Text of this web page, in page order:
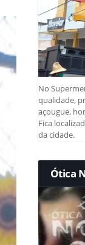
No
qualidade,
açougue,
Fica
da cidade.
Ótica